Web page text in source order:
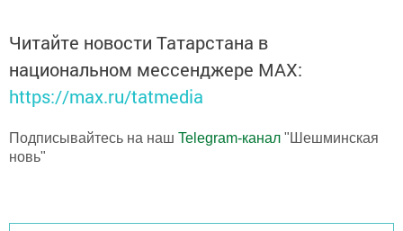
Читайте новости Татарстана в
национальном мессенджере MАХ:
https://max.ru/tatmedia
Подписывайтесь на наш Telegram-канал "Шешминская
новь"